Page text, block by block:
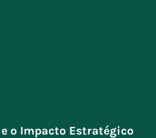
o Impacto Estratégico